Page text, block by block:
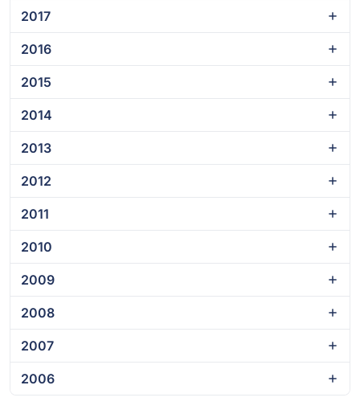
2017
2016
2015
2014
2013
2012
2011
2010
2009
2008
2007
2006